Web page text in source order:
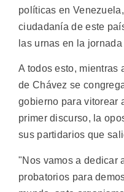
políticas en
ciudadanía de este
las urnas en la
A todos esto, mientras
de Chávez se
gobierno para vitorear
primer discurso, la
sus partidarios que
"Nos vamos a dedicar
probatorios para